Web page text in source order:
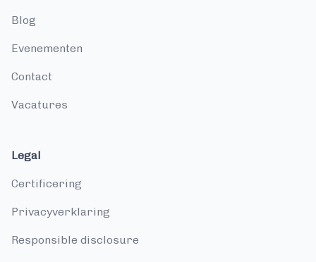
blog
evenementen
contact
vacatures
Legal
Certificering
Privacyverklaring
Responsible disclosure